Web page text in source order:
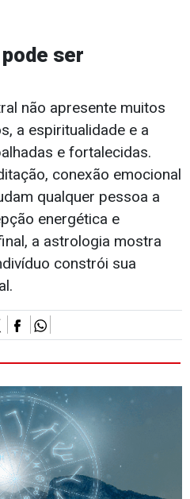
ser
não apresente muitos
a espiritualidade e a
e fortalecidas.
conexão emocional
qualquer pessoa a
energética e
a astrologia mostra
constrói sua